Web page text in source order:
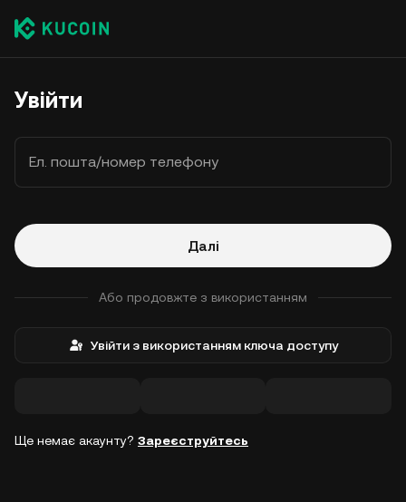
Увійти
Ел. пошта/номер телефону
Далі
Або продовжте з використанням
Увійти з використанням ключа доступу
Ще немає акаунту? Зареєструйтесь